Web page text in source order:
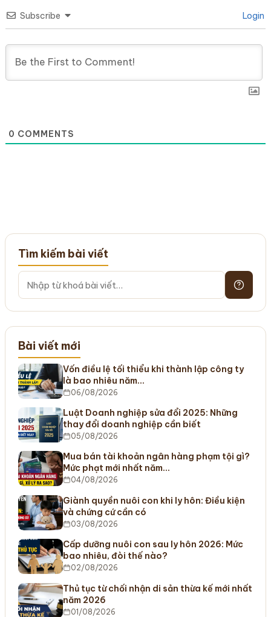
Subscribe Login
0 COMMENTS
Tìm kiếm bài viết
Bài viết mới
Vốn điều lệ tối thiểu khi thành lập công ty
là bao nhiêu năm…
06/08/2026
Luật Doanh nghiệp sửa đổi 2025: Những
thay đổi doanh nghiệp cần biết
05/08/2026
Mua bán tài khoản ngân hàng phạm tội gì?
Mức phạt mới nhất năm…
04/08/2026
Giành quyền nuôi con khi ly hôn: Điều kiện
và chứng cứ cần có
03/08/2026
Cấp dưỡng nuôi con sau ly hôn 2026: Mức
bao nhiêu, đòi thế nào?
02/08/2026
Thủ tục từ chối nhận di sản thừa kế mới nhất
năm 2026
01/08/2026